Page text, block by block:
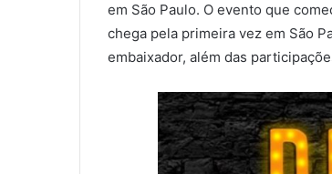
em São Paulo. O evento que
chega pela primeira vez em São
embaixador, além das